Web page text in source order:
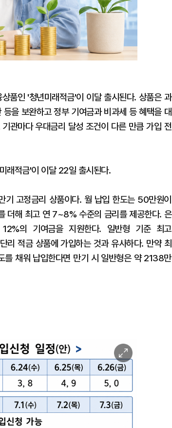
품인 '청년미래적금'이 이달 출시된다. 상품은 과
을 보완하고 정부 기여금과 비과세 등 혜택을 대
관마다 우대금리 달성 조건이 다른 만큼 가입 전
래적금'이 이달 22일 출시된다.
고정금리 상품이다. 월 납입 한도는 50만원이
더해 최고 연 7~8% 수준의 금리를 제공한다. 은
의 기여금을 지원한다. 일반형 기준 최고
적금 상품에 가입하는 것과 유사하다. 만약 최
채워 납입한다면 만기 시 일반형은 약 2138만
이
미
지
확
대